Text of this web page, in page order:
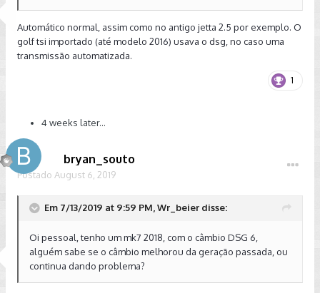
Automático normal, assim como no antigo jetta 2.5 por exemplo. O
golf tsi importado (até modelo 2016) usava o dsg, no caso uma
transmissão automatizada.
1
4 weeks later...
bryan_souto
Postado August 6, 2019
Em 7/13/2019 at 9:59 PM, Wr_beier disse:
Oi pessoal, tenho um mk7 2018, com o câmbio DSG 6,
alguém sabe se o câmbio melhorou da geração passada, ou
continua dando problema?